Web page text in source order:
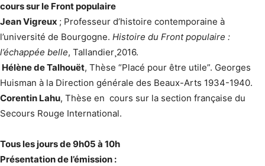
cours sur le Front populaire
Jean Vigreux ; Professeur d’histoire contemporaine à
l’université de Bourgogne. Histoire du Front populaire :
l’échappée belle, Tallandier¸2016.
Hélène de Talhouët, Thèse “Placé pour être utile”. Georges
Huisman à la Direction générale des Beaux-Arts 1934-1940.
Corentin Lahu, Thèse en cours sur la section française du
Secours Rouge International.
Tous les jours de 9h05 à 10h
Présentation de l’émission :